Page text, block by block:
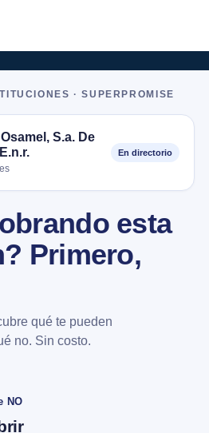
· SUPERPROMISE
S.a. De
En directorio
esta
Primero,
qué te pueden
no. Sin costo.
NO